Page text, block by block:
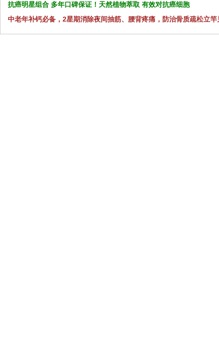
抗癌明星组合 多年口碑保证！天然植物萃取 有效对抗癌细胞
中老年补钙必备，2星期消除夜间抽筋、腰背疼痛，防治骨质疏松立竿